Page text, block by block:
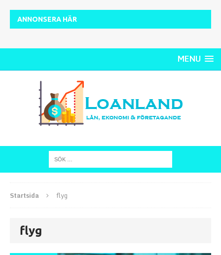
ANNONSERA HÄR
MENU
Startsida flyg
flyg